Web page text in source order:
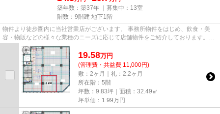
築年数：築37年 ｜募集中： 13室
階数：9階建 地下1階
物件より徒歩圏内に当社営業店がございます。 事務所物件をはじめ、飲食・美
容・物販などの様々な業種のニーズに応じて店舗物件をご紹介しております。
尚、弊社ではおとり広告は一切...
19.58万円
(管理費・共益費 11,000円)
敷：2ヶ月｜礼：2.2ヶ月
所在階：5階
坪数：9.83坪｜面積：32.49㎡
坪単価： 1.99万円